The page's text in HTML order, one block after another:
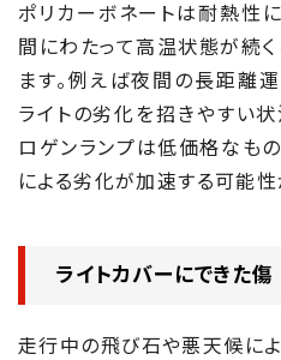
ポリカーボネートは耐熱性
間にわたって高温状態が続く
ます。例えば夜間の長距離
ライトの劣化を招きやすい状
ロゲンランプは低価格なも
による劣化が加速する可能性
ライトカバーにできた傷
走行中の飛び石や悪天候によ